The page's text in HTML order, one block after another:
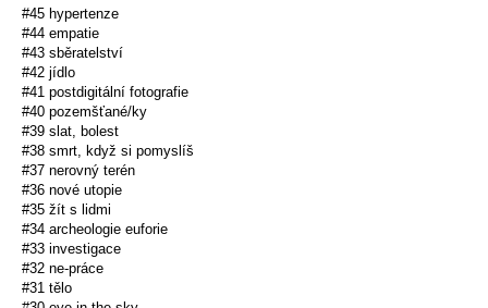
#45 hypertenze
#44 empatie
#43 sběratelství
#42 jídlo
#41 postdigitální fotografie
#40 pozemšťané/ky
#39 slat, bolest
#38 smrt, když si pomyslíš
#37 nerovný terén
#36 nové utopie
#35 žít s lidmi
#34 archeologie euforie
#33 investigace
#32 ne-práce
#31 tělo